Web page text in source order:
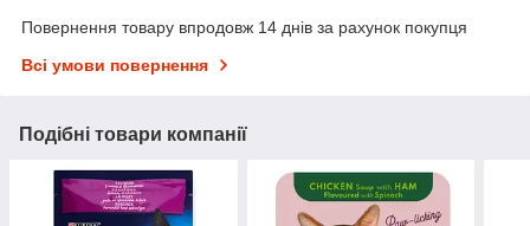
Повернення товару впродовж 14 днів за рахунок покупця
Всі умови повернення
Подібні товари компанії